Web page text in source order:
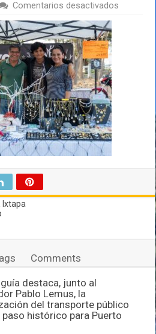
Comentarios desactivados
Ixtapa
Comments
destaca, junto al
Pablo Lemus, la
del transporte público
histórico para Puerto